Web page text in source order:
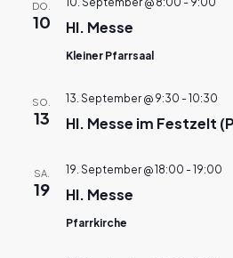
DO.
10 Hl. Messe
Kleiner Pfarrsaal
SO.
13 Hl. Messe im Festzelt
13. September @ 9:30 - 10:30
SA.
19 Hl. Messe
19. September @ 18:00 - 19:00
Pfarrkirche